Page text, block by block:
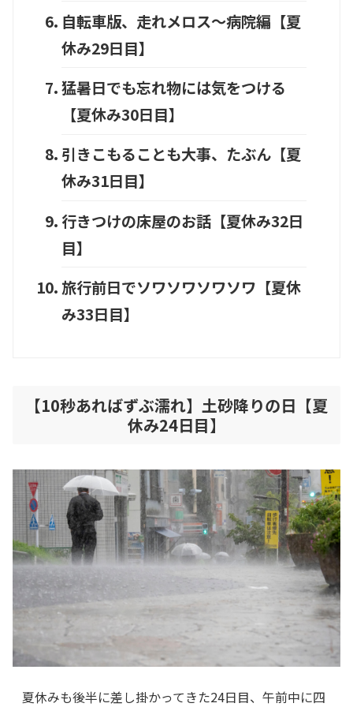
自転車版、走れメロス～病院編【夏
休み29日目】
猛暑日でも忘れ物には気をつける
【夏休み30日目】
引きこもることも大事、たぶん【夏
休み31日目】
行きつけの床屋のお話【夏休み32日
目】
旅行前日でソワソワソワソワ【夏休
み33日目】
【10秒あればずぶ濡れ】土砂降りの日【夏
休み24日目】
夏休みも後半に差し掛かってきた24日目、午前中に四